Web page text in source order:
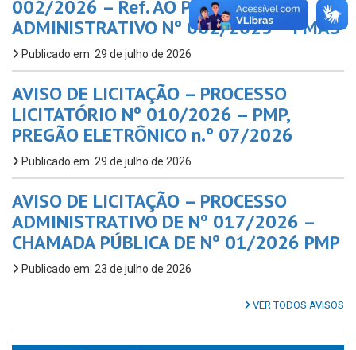
002/2026 – Ref. AO PROC.
ADMINISTRATIVO Nº 002/2025 – FMAS
Publicado em: 29 de julho de 2026
AVISO DE LICITAÇÃO – PROCESSO
LICITATÓRIO Nº 010/2026 – PMP,
PREGÃO ELETRÔNICO n.º 07/2026
Publicado em: 29 de julho de 2026
AVISO DE LICITAÇÃO – PROCESSO
ADMINISTRATIVO DE Nº 017/2026 –
CHAMADA PÚBLICA DE Nº 01/2026 PMP
Publicado em: 23 de julho de 2026
VER TODOS AVISOS